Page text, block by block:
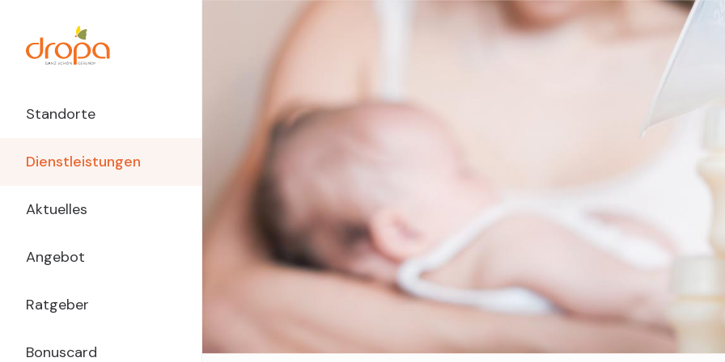
Inhalt
Main
Navigation
dropa
Standorte
Dienstleistungen
Aktuelles
Angebot
Ratgeber
Bonuscard